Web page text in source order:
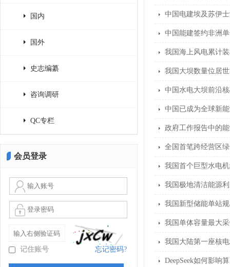
国内
国外
史志编纂
咨询调研
QC专栏
会员登录
记住账号 忘记密码?
中国电建埃及苏伊
中国能建签约非洲
我国海上风电累计
我国大坝数量位居
中国水电大坝前沿
中国已成为全球新
政府工作报告中的
全国首笔跨经营区
我国首个巨型水电
我国极地清洁能源
我国新型储能单站
我国单体容量最大
我国大陆第一座核
DeepSeek如何影响